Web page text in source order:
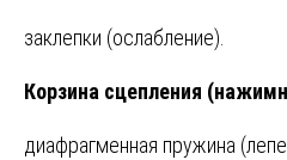
заклепки (ослабление).
Корзина сцепления
диафрагменная пружина